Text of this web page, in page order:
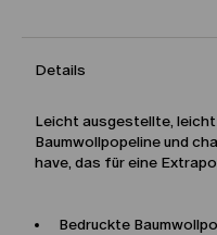
Details
Leicht ausgestellte, leicht
Baumwollpopeline und
have, das für eine
Bedruckte